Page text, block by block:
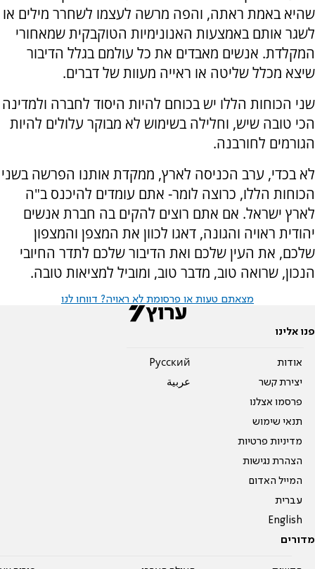
שהיא באמת ראתה, והפה מרשה לעצמו לשחרר מילים או
לשגר אותם באמצעות האנונימיות הטוקבקית שמאחורי
המקלדת. אנשים מאבדים את כל עולמם בגלל הדיבור
שיצא מכלל שליטה או ראייה מעוות של דברים.
שני הכוחות הללו יש בכוחם להיות היסוד לחברה ולמדינה
הכי טובה שיש, וחלילה בשימוש לא מבוקר עלולים להיות
הגורמים לחורבנה.
לא בכדי, ערב הכניסה לארץ, ממקדת אותנו הפרשה בשני
הכוחות הללו, כרוצה לומר- אתם עומדים להיכנס ב"ה
לארץ ישראל. אם אתם רוצים להקים בה חברת אנשים
יהודית ראויה והגונה, דאגו לכוון את המצפן והמצפון
שלכם, את העין שלכם ואת הדיבור שלכם לתדר החיובי
הנכון, שרואה טוב, מדבר טוב, ומוביל למציאות טובה.
מצאתם טעות או פרסומת לא ראויה? דווחו לנו
פנו אלינו
אודות
יצירת קשר
פרסמו אצלנו
תנאי שימוש
מדיניות פרטיות
הצהרת נגישות
המייל האדום
עברית
English
Pусский
عربية
מדורים